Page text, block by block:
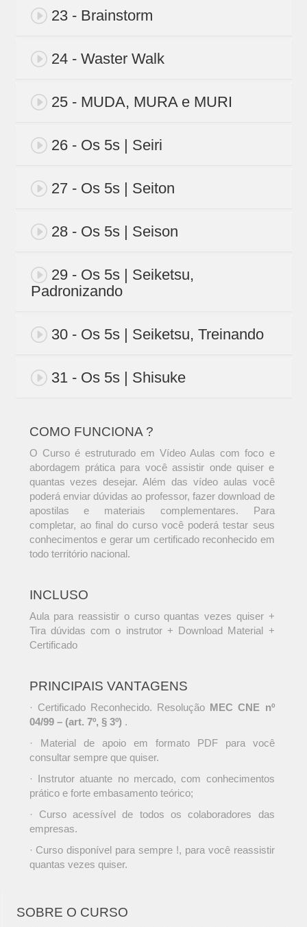
23 - Brainstorm
24 - Waster Walk
25 - MUDA, MURA e MURI
26 - Os 5s | Seiri
27 - Os 5s | Seiton
28 - Os 5s | Seison
29 - Os 5s | Seiketsu,
Padronizando
30 - Os 5s | Seiketsu, Treinando
31 - Os 5s | Shisuke
COMO FUNCIONA ?
O Curso é estruturado em Vídeo Aulas com foco e
abordagem prática para você assistir onde quiser e
quantas vezes desejar. Além das vídeo aulas você
poderá enviar dúvidas ao professor, fazer download de
apostilas e materiais complementares. Para
completar, ao final do curso você poderá testar seus
conhecimentos e gerar um certificado reconhecido em
todo território nacional.
INCLUSO
Aula para reassistir o curso quantas vezes quiser +
Tira dúvidas com o instrutor + Download Material +
Certificado
PRINCIPAIS VANTAGENS
· Certificado Reconhecido. Resolução MEC CNE nº
04/99 – (art. 7º, § 3º) .
· Material de apoio em formato PDF para você
consultar sempre que quiser.
· Instrutor atuante no mercado, com conhecimentos
prático e forte embasamento teórico;
· Curso acessível de todos os colaboradores das
empresas.
· Curso disponível para sempre !, para você reassistir
quantas vezes quiser.
SOBRE O CURSO